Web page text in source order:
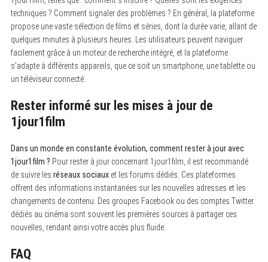
techniques ? Comment signaler des problèmes ? En général, la plateforme
propose une vaste sélection de films et séries, dont la durée varie, allant de
quelques minutes à plusieurs heures. Les utilisateurs peuvent naviguer
facilement grâce à un moteur de recherche intégré, et la plateforme
s’adapte à différents appareils, que ce soit un smartphone, une tablette ou
un téléviseur connecté.
Rester informé sur les mises à jour de
1jour1film
Dans un monde en constante évolution, comment rester à jour avec
1jour1film ? Pour rester à jour concernant 1jour1film, il est recommandé
de suivre les réseaux sociauxet les forums dédiés. Ces plateformes
offrent des informations instantanées sur les nouvelles adresses et les
changements de contenu. Des groupes Facebook ou des comptes Twitter
dédiés au cinéma sont souvent les premières sources à partager ces
nouvelles, rendant ainsi votre accès plus fluide.
FAQ
f
o
r